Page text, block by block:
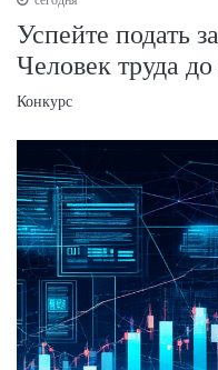
Успейте подать
Человек труда до
Конкурс